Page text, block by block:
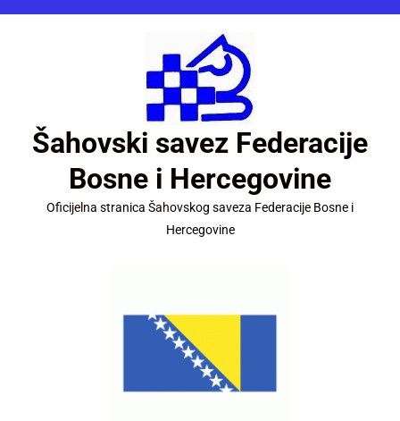
Šahovski savez Federacije
Bosne i Hercegovine
Oficijelna stranica Šahovskog saveza Federacije Bosne i
Hercegovine